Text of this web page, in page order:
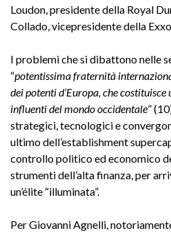
Loudon, presidente della Royal
Collado, vicepresidente della
I problemi che si dibattono nelle
“potentissima fraternità
dei potenti d’Europa, che
influenti del mondo occidentale”
strategici, tecnologici e
ultimo dell’establishment
controllo politico ed economico
strumenti dell’alta finanza, per
un’élite “illuminata”.
Per Giovanni Agnelli,